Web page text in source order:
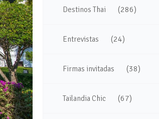
Destinos Thai (286)
Entrevistas (24)
Firmas invitadas (38)
Tailandia Chic (67)